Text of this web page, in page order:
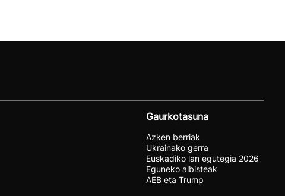
Gaurkotasuna
Azken berriak
Ukrainako gerra
Euskadiko lan egutegia 2026
Eguneko albisteak
AEB eta Trump